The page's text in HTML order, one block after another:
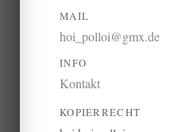
MAIL
hoi_polloi@gmx.de
INFO
Kontakt
KOPIERRECHT